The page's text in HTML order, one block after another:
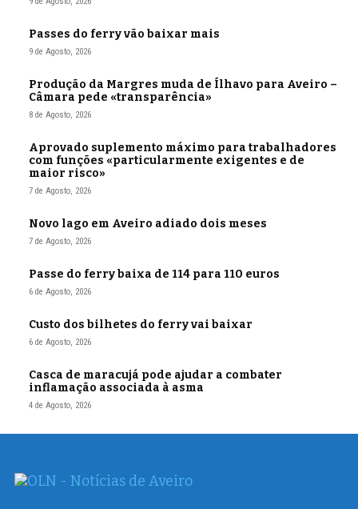
Passes do ferry vão baixar mais
9 de Agosto, 2026
Produção da Margres muda de Ílhavo para Aveiro –
Câmara pede «transparência»
8 de Agosto, 2026
Aprovado suplemento máximo para trabalhadores
com funções «particularmente exigentes e de
maior risco»
7 de Agosto, 2026
Novo lago em Aveiro adiado dois meses
7 de Agosto, 2026
Passe do ferry baixa de 114 para 110 euros
6 de Agosto, 2026
Custo dos bilhetes do ferry vai baixar
6 de Agosto, 2026
Casca de maracujá pode ajudar a combater
inflamação associada à asma
4 de Agosto, 2026